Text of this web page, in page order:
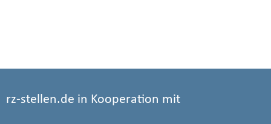
rz-stellen.de in Kooperation mit